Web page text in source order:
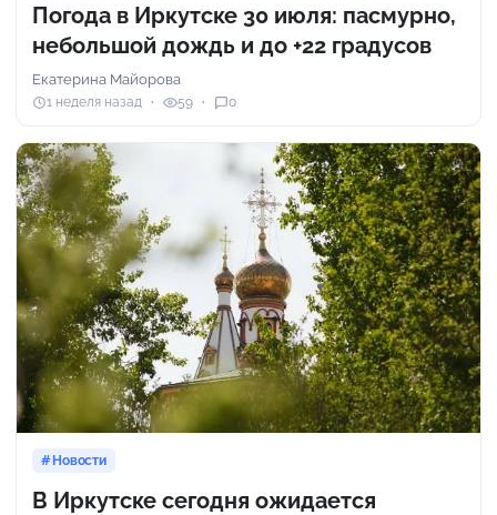
Погода в Иркутске 30 июля: пасмурно,
небольшой дождь и до +22 градусов
Екатерина Майорова
1 неделя назад 59 0
Новости
В Иркутске сегодня ожидается